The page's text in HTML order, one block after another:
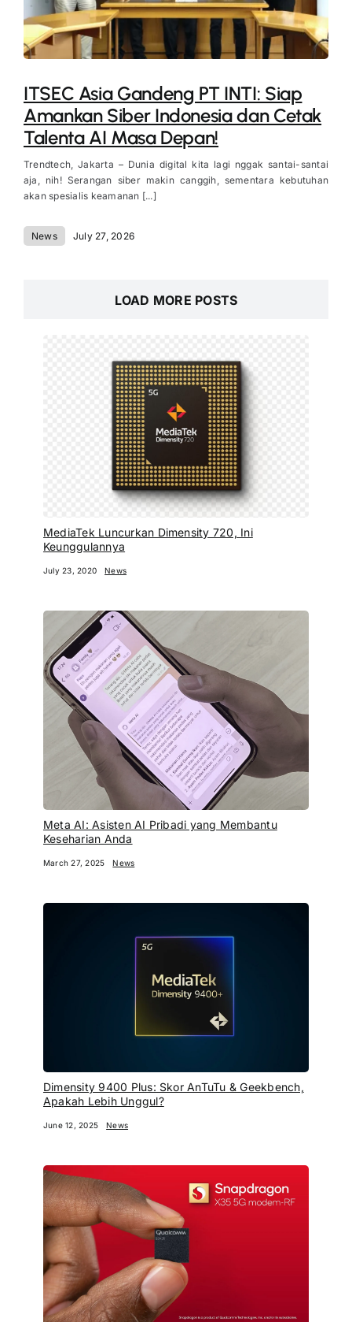
ITSEC Asia Gandeng PT INTI: Siap
Amankan Siber Indonesia dan Cetak
Talenta AI Masa Depan!
Trendtech, Jakarta – Dunia digital kita lagi nggak santai-santai
aja, nih! Serangan siber makin canggih, sementara kebutuhan
akan spesialis keamanan [...]
News July 27, 2026
LOAD MORE POSTS
MediaTek Luncurkan Dimensity 720, Ini
Keunggulannya
July 23, 2020 News
Meta AI: Asisten AI Pribadi yang Membantu
Keseharian Anda
March 27, 2025 News
Dimensity 9400 Plus: Skor AnTuTu & Geekbench,
Apakah Lebih Unggul?
June 12, 2025 News